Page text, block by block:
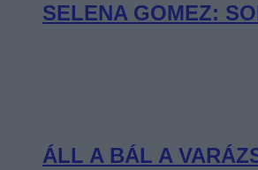
SELENA GOMEZ:
ÁLL A BÁL A